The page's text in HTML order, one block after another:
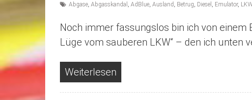
Abgase, Abgasskandal , AdBlue, Ausland , Betrug, Diesel , Emulator, LKW
Noch immer fassungslos bin ich von einem
Lüge vom sauberen LKW“ – den ich unten
Weiterlesen